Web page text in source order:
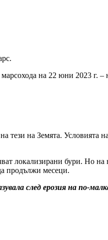
марсохода на 22 юни 2023 г.
тези на Земята. Условията
локализирани бури. Но на
продължи месеци.
след ерозия на по-